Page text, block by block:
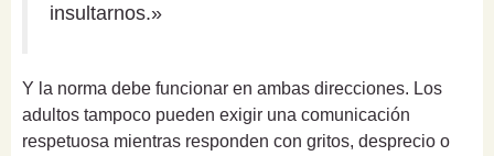
insultarnos.»
Y la norma debe funcionar en ambas direcciones. Los
adultos tampoco pueden exigir una comunicación
respetuosa mientras responden con gritos, desprecio o